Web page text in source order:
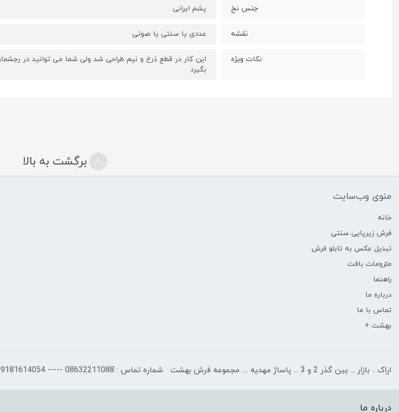
جنس نخ پشم ایرانی
نقشه عددی یا سنتی یا صوتی
نکات ویژه
این کار در قطع ذرع و نیم طراحی شد ولی شما می توانید در
بگیرد
برگشت به بالا
منوی وب‌سایت
خانه
فرش زیرپایی سنتی
تبدیل عکس به تابلو فرش
ملزومات بافت
راهنما
درباره ما
تماس با ما
بهشت +
اراک .. بازار ... بین گذر 2 و 3 ... پاساژ مهدیه .... مجموعه فرش بهشت شماره تماس : 08632211088 ----- 09181614054
درباره ما